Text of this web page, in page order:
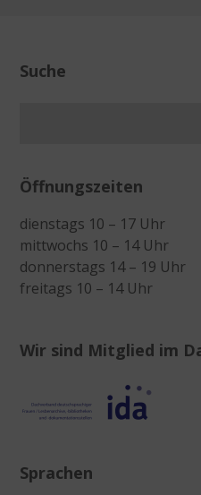
Suche
Öffnungszeiten
dienstags 10 – 17 Uhr
mittwochs 10 – 14 Uhr
donnerstags 14 – 19 Uhr
freitags 10 – 14 Uhr
Wir sind Mitglied im
Sprachen